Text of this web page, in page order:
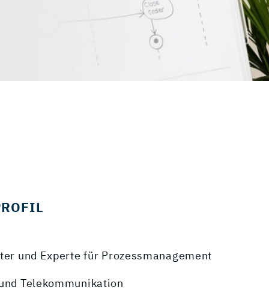
und Experte für Prozessmanagement
Telekommunikation